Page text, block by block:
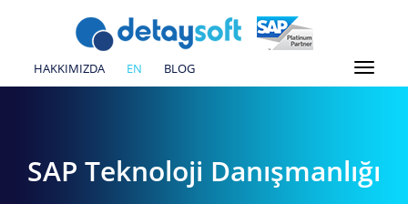
HAKKIMIZDA EN BLOG
SAP Teknoloji Danışmanlığı